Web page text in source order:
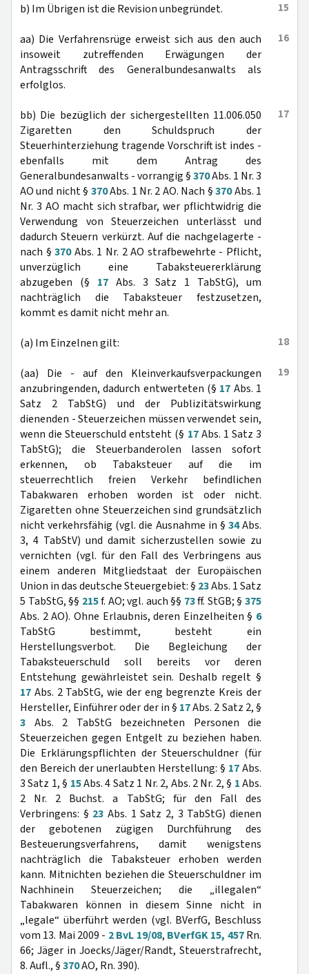
15
b) Im Übrigen ist die Revision unbegründet.
16
aa) Die Verfahrensrüge erweist sich aus den auch
insoweit zutreffenden Erwägungen der
Antragsschrift des Generalbundesanwalts als
erfolglos.
17
bb) Die bezüglich der sichergestellten 11.006.050
Zigaretten den Schuldspruch der
Steuerhinterziehung tragende Vorschrift ist indes -
ebenfalls mit dem Antrag des
Generalbundesanwalts - vorrangig §370Abs. 1 Nr. 3
AO und nicht § 370Abs. 1 Nr. 2 AO. Nach §370Abs. 1
Nr. 3 AO macht sich strafbar, wer pflichtwidrig die
Verwendung von Steuerzeichen unterlässt und
dadurch Steuern verkürzt. Auf die nachgelagerte -
nach §370Abs. 1 Nr. 2 AO strafbewehrte - Pflicht,
unverzüglich eine Tabaksteuererklärung
abzugeben (§ 17Abs. 3 Satz 1 TabStG), um
nachträglich die Tabaksteuer festzusetzen,
kommt es damit nicht mehr an.
18
(a) Im Einzelnen gilt:
19
(aa) Die - auf den Kleinverkaufsverpackungen
anzubringenden, dadurch entwerteten (§ 17 Abs. 1
Satz 2 TabStG) und der Publizitätswirkung
dienenden - Steuerzeichen müssen verwendet sein,
wenn die Steuerschuld entsteht (§ 17Abs. 1 Satz 3
TabStG); die Steuerbanderolen lassen sofort
erkennen, ob Tabaksteuer auf die im
steuerrechtlich freien Verkehr befindlichen
Tabakwaren erhoben worden ist oder nicht.
Zigaretten ohne Steuerzeichen sind grundsätzlich
nicht verkehrsfähig (vgl. die Ausnahme in § 34Abs.
3, 4 TabStV) und damit sicherzustellen sowie zu
vernichten (vgl. für den Fall des Verbringens aus
einem anderen Mitgliedstaat der Europäischen
Union in das deutsche Steuergebiet: § 23Abs. 1 Satz
5 TabStG, §§ 215f. AO; vgl. auch §§ 73ff. StGB; §375
Abs. 2 AO). Ohne Erlaubnis, deren Einzelheiten § 6
TabStG bestimmt, besteht ein
Herstellungsverbot. Die Begleichung der
Tabaksteuerschuld soll bereits vor deren
Entstehung gewährleistet sein. Deshalb regelt §
17 Abs. 2 TabStG, wie der eng begrenzte Kreis der
Hersteller, Einführer oder der in § 17Abs. 2 Satz 2, §
3 Abs. 2 TabStG bezeichneten Personen die
Steuerzeichen gegen Entgelt zu beziehen haben.
Die Erklärungspflichten der Steuerschuldner (für
den Bereich der unerlaubten Herstellung: § 17Abs.
3 Satz 1, § 15Abs. 4 Satz 1 Nr. 2, Abs. 2 Nr. 2, § 1Abs.
2 Nr. 2 Buchst. a TabStG; für den Fall des
Verbringens: § 23 Abs. 1 Satz 2, 3 TabStG) dienen
der gebotenen zügigen Durchführung des
Besteuerungsverfahrens, damit wenigstens
nachträglich die Tabaksteuer erhoben werden
kann. Mitnichten beziehen die Steuerschuldner im
Nachhinein Steuerzeichen; die „illegalen“
Tabakwaren können in diesem Sinne nicht in
„legale“ überführt werden (vgl. BVerfG, Beschluss
vom 13. Mai 2009 - 2 BvL 19/08, BVerfGK 15, 457Rn.
66; Jäger in Joecks/Jäger/Randt, Steuerstrafrecht,
8. Aufl., §370AO, Rn. 390).